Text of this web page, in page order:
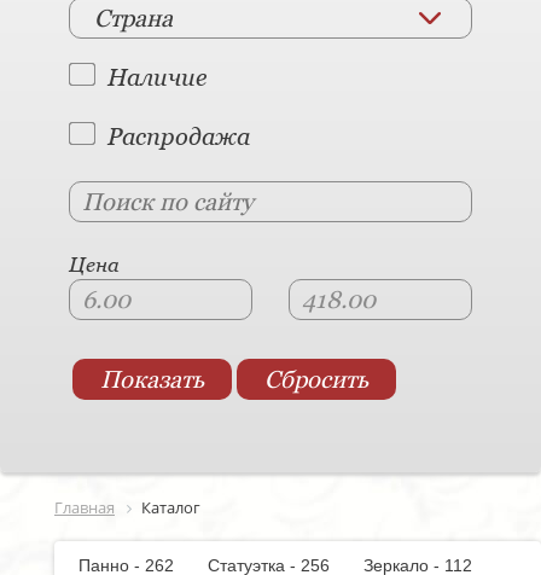
Страна
Наличие
Распродажа
Цена
Главная Каталог
Панно - 262 Статуэтка - 256
Зеркало - 112